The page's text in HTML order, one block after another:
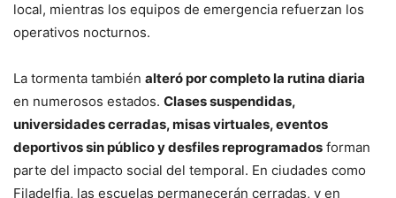
local, mientras los equipos de emergencia refuerzan los
operativos nocturnos.
La tormenta también alteró por completo la rutina diaria
en numerosos estados. Clases suspendidas,
universidades cerradas, misas virtuales, eventos
deportivos sin público y desfiles reprogramados forman
parte del impacto social del temporal. En ciudades como
Filadelfia, las escuelas permanecerán cerradas, y en